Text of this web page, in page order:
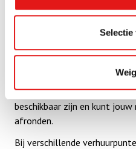
Selectie
Zo huur je een
Een aanhanger huren bij Pak
aanhanger die past bij jouw
ophaal en inlevertijd. Je ziet
beschikbaar zijn en kunt
afronden.
Bij verschillende